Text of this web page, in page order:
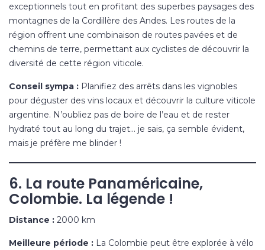
exceptionnels tout en profitant des superbes paysages des
montagnes de la Cordillère des Andes. Les routes de la
région offrent une combinaison de routes pavées et de
chemins de terre, permettant aux cyclistes de découvrir la
diversité de cette région viticole.
Conseil sympa : Planifiez des arrêts dans les vignobles
pour déguster des vins locaux et découvrir la culture viticole
argentine. N’oubliez pas de boire de l’eau et de rester
hydraté tout au long du trajet… je sais, ça semble évident,
mais je préfère me blinder !
6. La route Panaméricaine,
Colombie. La légende !
Distance : 2000 km
Meilleure période : La Colombie peut être explorée à vélo